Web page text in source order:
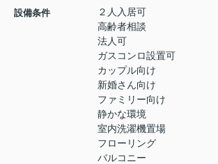
設備条件
２人入居可
高齢者相談
法人可
ガスコンロ設置可
カップル向け
新婚さん向け
ファミリー向け
静かな環境
室内洗濯機置場
フローリング
バルコニー